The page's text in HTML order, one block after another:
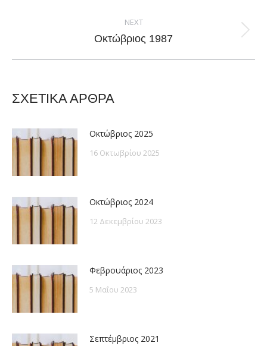
NEXT
Next
Οκτώβριος 1987
ΣΧΕΤΙΚΑ ΑΡΘΡΑ
Οκτώβριος 2025
16 Οκτωβρίου 2025
Οκτώβριος 2024
12 Δεκεμβρίου 2023
Φεβρουάριος 2023
5 Μαΐου 2023
Σεπτέμβριος 2021